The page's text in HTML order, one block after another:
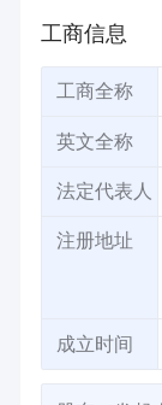
工商信息
工商全称
英文全称
法定代表人
注册地址
成立时间